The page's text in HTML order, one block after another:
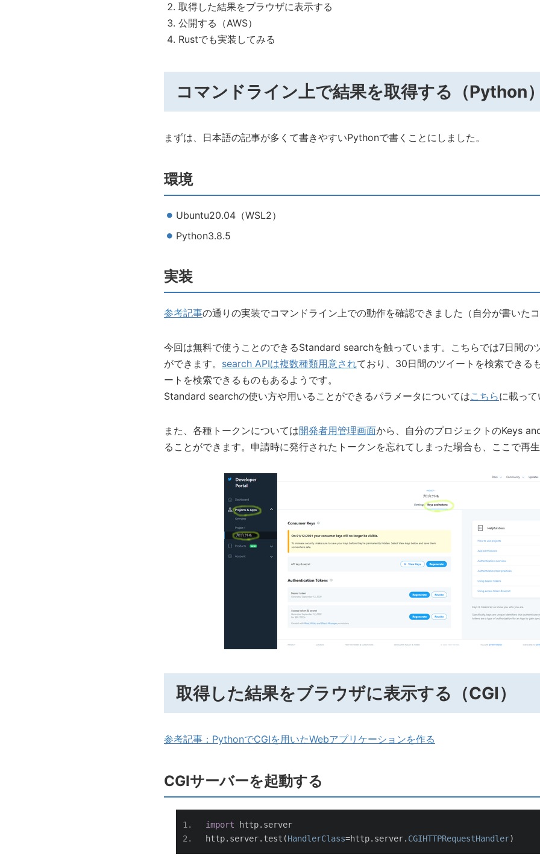
取得した結果をブラウザに表示する
公開する（AWS）
Rustでも実装してみる
コマンドライン上で結果を取得する（Python）
まずは、日本語の記事が多くて書きやすいPythonで書くことにしました。
環境
Ubuntu20.04（WSL2）
Python3.8.5
実装
参考記事の通りの実装でコマンドライン上での動作を確認できました（自分が書いたコ
今回は無料で使うことのできるStandard searchを触っています。こちらでは7日間の
ができます。 search APIは複数種類用意されており、30日間のツイートを検索できる
ートを検索できるものもあるようです。
Standard searchの使い方や用いることができるパラメータについてはこちらに載って
また、各種トークンについては開発者用管理画面から、自分のプロジェクトのKeys
ることができます。申請時に発行されたトークンを忘れてしまった場合も、ここで再生
取得した結果をブラウザに表示する（CGI）
参考記事：PythonでCGIを用いたWebアプリケーションを作る
CGIサーバーを起動する
import http. server
http. server. test (HandlerClass=http. server. CGIHTTPRequestHandler)